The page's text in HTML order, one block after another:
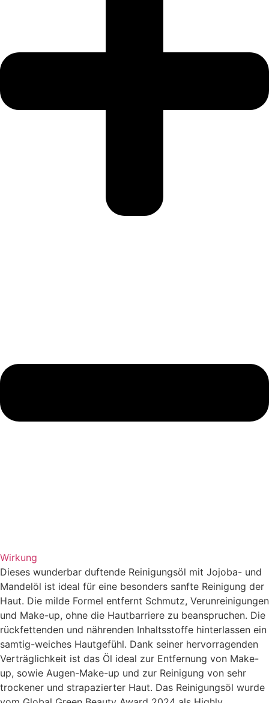
Wirkung
Dieses wunderbar duftende Reinigungsöl mit Jojoba- und
Mandelöl ist ideal für eine besonders sanfte Reinigung der
Haut. Die milde Formel entfernt Schmutz, Verunreinigungen
und Make-up, ohne die Hautbarriere zu beanspruchen. Die
rückfettenden und nährenden Inhaltsstoffe hinterlassen ein
samtig-weiches Hautgefühl. Dank seiner hervorragenden
Verträglichkeit ist das Öl ideal zur Entfernung von Make-
up, sowie Augen-Make-up und zur Reinigung von sehr
trockener und strapazierter Haut. Das Reinigungsöl wurde